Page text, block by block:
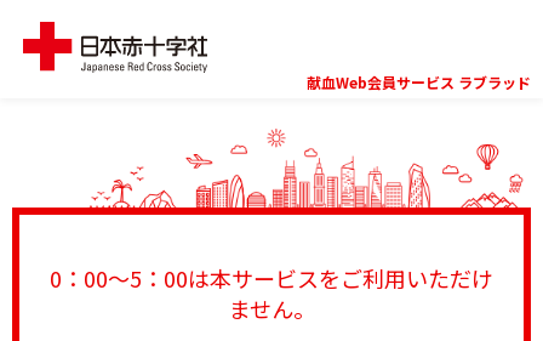
献血Web会員サービス ラブラッド
0：00～5：00は本サービスをご利用いただけ
ません。